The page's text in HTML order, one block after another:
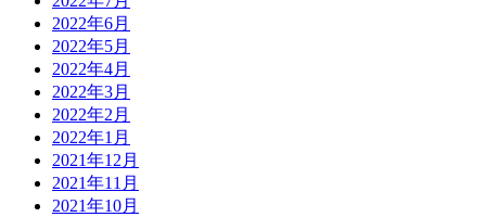
2022年6月
2022年5月
2022年4月
2022年3月
2022年2月
2022年1月
2021年12月
2021年11月
2021年10月